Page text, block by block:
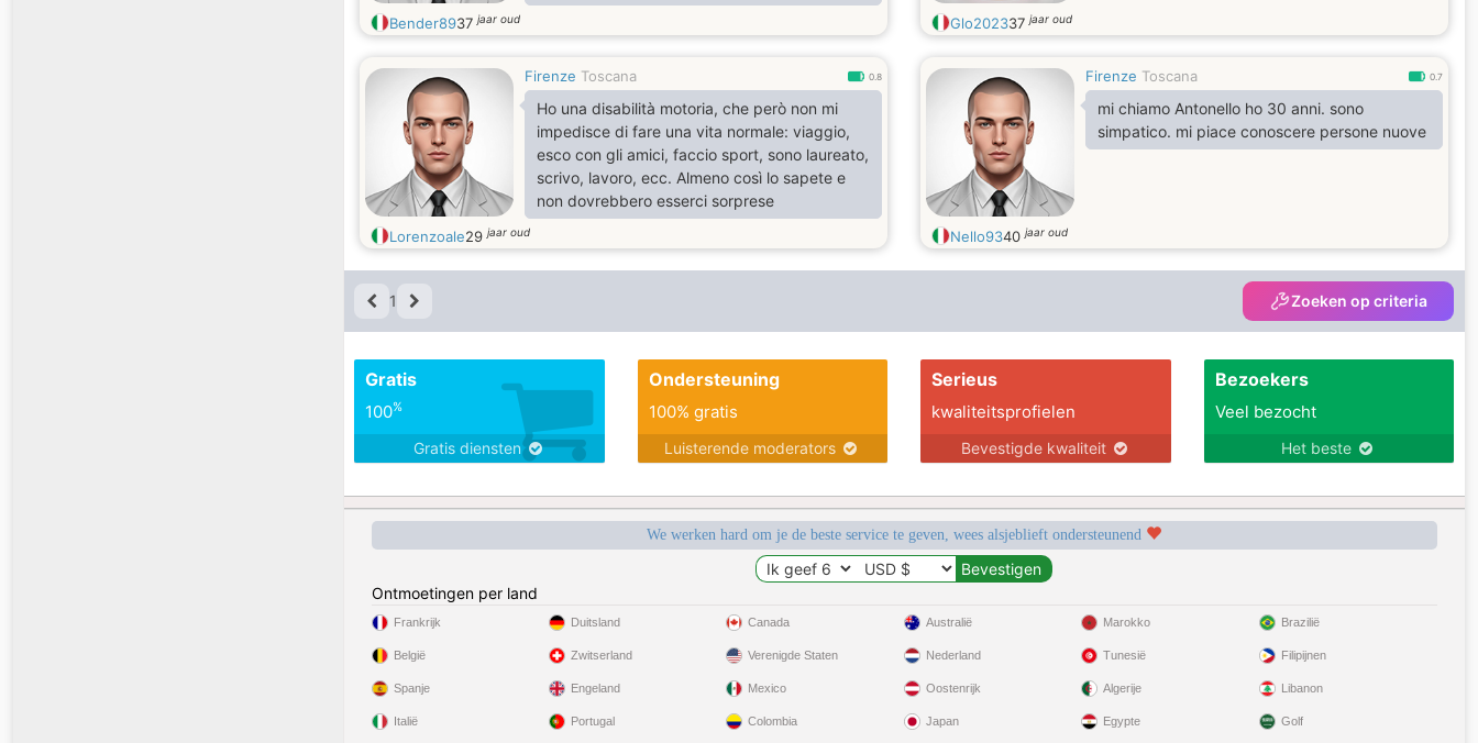
entro in dettagli per privacy) e dopo tempo
vorrei non sentirmi più solo
Bender8937jaar oud Glo202337jaar oud
Firenze Toscana 0.8
Ho una disabilità motoria, che però non mi
impedisce di fare una vita normale: viaggio,
esco con gli amici, faccio sport, sono laureato,
scrivo, lavoro, ecc. Almeno così lo sapete e
non dovrebbero esserci sorprese
Lorenzoale29jaar oud
Firenze Toscana 0.7
mi chiamo Antonello ho 30 anni. sono
simpatico. mi piace conoscere persone nuove
Nello9340jaar oud
1 Zoeken op criteria
Gratis
100%
Gratis diensten
Ondersteuning
100% gratis
Luisterende moderators
Serieus
kwaliteitsprofielen
Bevestigde kwaliteit
Bezoekers
Veel bezocht
Het beste
We werken hard om je de beste service te geven, wees alsjeblieft ondersteunend
Ontmoetingen per land
Frankrijk
België
Spanje
Italië
Duitsland
Zwitserland
Engeland
Portugal
Canada
Verenigde Staten
Mexico
Colombia
Australië
Nederland
Oostenrijk
Japan
Marokko
Tunesië
Algerije
Egypte
Brazilië
Filipijnen
Libanon
Golf